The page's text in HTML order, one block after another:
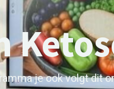
je ook volgt dit